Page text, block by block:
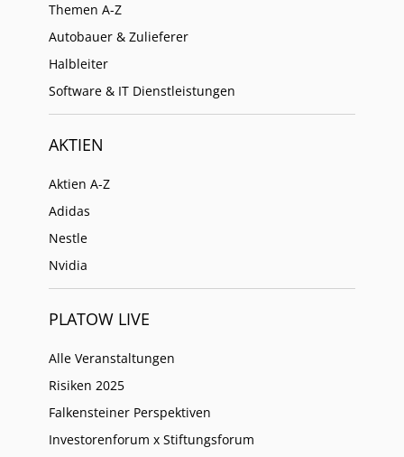
Themen A-Z
Autobauer & Zulieferer
Halbleiter
Software & IT Dienstleistungen
AKTIEN
Aktien A-Z
Adidas
Nestle
Nvidia
PLATOW LIVE
Alle Veranstaltungen
Risiken 2025
Falkensteiner Perspektiven
Investorenforum x Stiftungsforum